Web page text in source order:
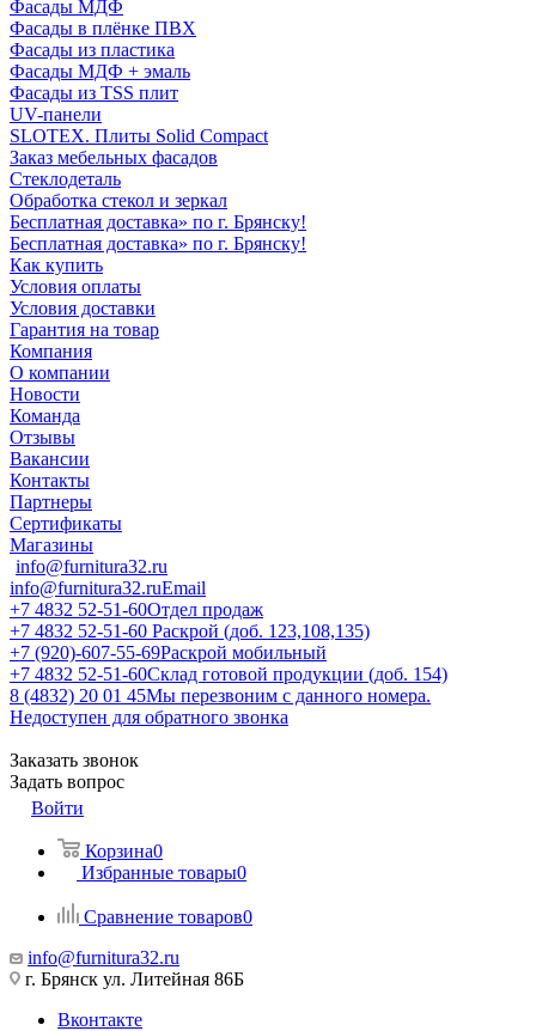
Фасады МДФ
Фасады в плёнке ПВХ
Фасады из пластика
Фасады МДФ + эмаль
Фасады из TSS плит
UV-панели
SLOTEX. Плиты Solid Compact
Заказ мебельных фасадов
Стеклодеталь
Обработка стекол и зеркал
Бесплатная доставка» по г. Брянску!
Бесплатная доставка» по г. Брянску!
Как купить
Условия оплаты
Условия доставки
Гарантия на товар
Компания
О компании
Новости
Команда
Отзывы
Вакансии
Контакты
Партнеры
Сертификаты
Магазины
info@furnitura32.ru
info@furnitura32.ruEmail
+7 4832 52-51-60Отдел продаж
+7 4832 52-51-60 Раскрой (доб. 123,108,135)
+7 (920)-607-55-69Раскрой мобильный
+7 4832 52-51-60Склад готовой продукции (доб. 154)
8 (4832) 20 01 45Мы перезвоним с данного номера.
Недоступен для обратного звонка
Заказать звонок
Задать вопрос
Войти
Корзина0
Избранные товары0
Сравнение товаров0
info@furnitura32.ru
г. Брянск ул. Литейная 86Б
Вконтакте